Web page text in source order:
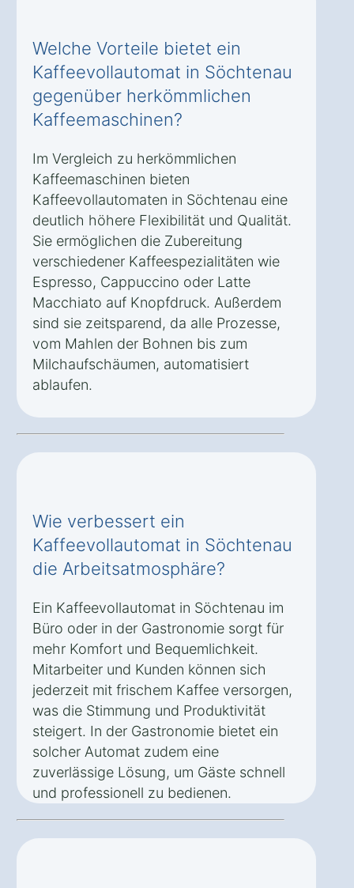
Welche Vorteile bietet ein
Kaffeevollautomat in Söchtenau
gegenüber herkömmlichen
Kaffeemaschinen?
Im Vergleich zu herkömmlichen
Kaffeemaschinen bieten
Kaffeevollautomaten in Söchtenau eine
deutlich höhere Flexibilität und Qualität.
Sie ermöglichen die Zubereitung
verschiedener Kaffeespezialitäten wie
Espresso, Cappuccino oder Latte
Macchiato auf Knopfdruck. Außerdem
sind sie zeitsparend, da alle Prozesse,
vom Mahlen der Bohnen bis zum
Milchaufschäumen, automatisiert
ablaufen.
Wie verbessert ein
Kaffeevollautomat in Söchtenau
die Arbeitsatmosphäre?
Ein Kaffeevollautomat in Söchtenau im
Büro oder in der Gastronomie sorgt für
mehr Komfort und Bequemlichkeit.
Mitarbeiter und Kunden können sich
jederzeit mit frischem Kaffee versorgen,
was die Stimmung und Produktivität
steigert. In der Gastronomie bietet ein
solcher Automat zudem eine
zuverlässige Lösung, um Gäste schnell
und professionell zu bedienen.